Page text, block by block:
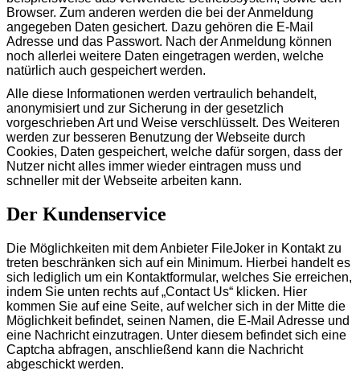
Browser. Zum anderen werden die bei der Anmeldung
angegeben Daten gesichert. Dazu gehören die E-Mail
Adresse und das Passwort. Nach der Anmeldung können
noch allerlei weitere Daten eingetragen werden, welche
natürlich auch gespeichert werden.
Alle diese Informationen werden vertraulich behandelt,
anonymisiert und zur Sicherung in der gesetzlich
vorgeschrieben Art und Weise verschlüsselt. Des Weiteren
werden zur besseren Benutzung der Webseite durch
Cookies, Daten gespeichert, welche dafür sorgen, dass der
Nutzer nicht alles immer wieder eintragen muss und
schneller mit der Webseite arbeiten kann.
Der Kundenservice
Die Möglichkeiten mit dem Anbieter FileJoker in Kontakt zu
treten beschränken sich auf ein Minimum. Hierbei handelt es
sich lediglich um ein Kontaktformular, welches Sie erreichen,
indem Sie unten rechts auf „Contact Us“ klicken. Hier
kommen Sie auf eine Seite, auf welcher sich in der Mitte die
Möglichkeit befindet, seinen Namen, die E-Mail Adresse und
eine Nachricht einzutragen. Unter diesem befindet sich eine
Captcha abfragen, anschließend kann die Nachricht
abgeschickt werden.